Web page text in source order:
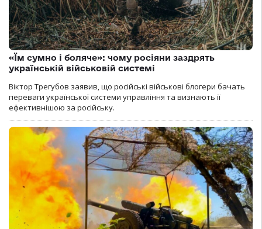
«Їм сумно і боляче»: чому росіяни заздрять
українській військовій системі
Віктор Трегубов заявив, що російські військові блогери бачать
переваги української системи управління та визнають її
ефективнішою за російську.